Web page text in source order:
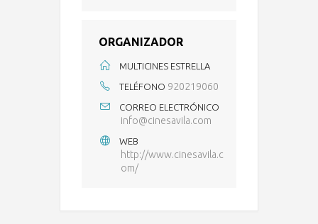
ORGANIZADOR
MULTICINES ESTRELLA
TELÉFONO 920219060
CORREO ELECTRÓNICO
info@cinesavila.com
WEB
http://www.cinesavila.c
om/